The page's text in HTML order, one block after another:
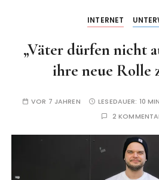
INTERNET
„Väter dürfen nicht
ihre neue Rolle
VOR 7 JAHREN LESEDAUER: 10
2